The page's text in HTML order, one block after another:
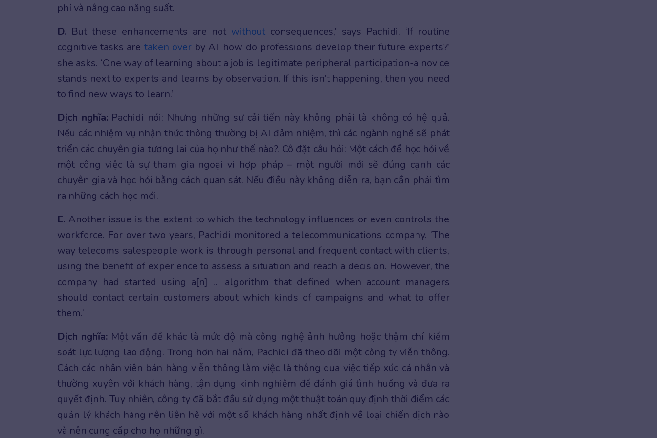
phí và nâng cao năng suất.
D. But these enhancements are not withoutconsequences,’ says Pachidi. ‘If routine
cognitive tasks are taken over by AI, how do professions develop their future experts?’
she asks. ‘One way of learning about a job is legitimate peripheral participation-a novice
stands next to experts and learns by observation. If this isn’t happening, then you need
to find new ways to learn.’
Dịch nghĩa:Pachidi nói: Nhưng những sự cải tiến này không phải là không có hệ quả.
Nếu các nhiệm vụ nhận thức thông thường bị AI đảm nhiệm, thì các ngành nghề sẽ phát
triển các chuyên gia tương lai của họ như thế nào?. Cô đặt câu hỏi: Một cách để học hỏi về
một công việc là sự tham gia ngoại vi hợp pháp – một người mới sẽ đứng cạnh các
chuyên gia và học hỏi bằng cách quan sát. Nếu điều này không diễn ra, bạn cần phải tìm
ra những cách học mới.
E. Another issue is the extent to which the technology influences or even controls the
workforce. For over two years, Pachidi monitored a telecommunications company. ‘The
way telecoms salespeople work is through personal and frequent contact with clients,
using the benefit of experience to assess a situation and reach a decision. However, the
company had started using a[n] … algorithm that defined when account managers
should contact certain customers about which kinds of campaigns and what to offer
them.’
Dịch nghĩa: Một vấn đề khác là mức độ mà công nghệ ảnh hưởng hoặc thậm chí kiểm
soát lực lượng lao động. Trong hơn hai năm, Pachidi đã theo dõi một công ty viễn thông.
Cách các nhân viên bán hàng viễn thông làm việc là thông qua việc tiếp xúc cá nhân và
thường xuyên với khách hàng, tận dụng kinh nghiệm để đánh giá tình huống và đưa ra
quyết định. Tuy nhiên, công ty đã bắt đầu sử dụng một thuật toán quy định thời điểm các
quản lý khách hàng nên liên hệ với một số khách hàng nhất định về loại chiến dịch nào
và nên cung cấp cho họ những gì.